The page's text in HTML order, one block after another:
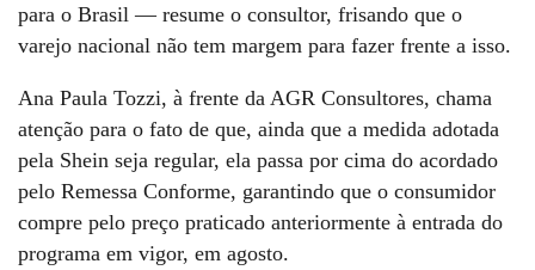
para o Brasil — resume o consultor, frisando que o
varejo nacional não tem margem para fazer frente a isso.
Ana Paula Tozzi, à frente da AGR Consultores, chama
atenção para o fato de que, ainda que a medida adotada
pela Shein seja regular, ela passa por cima do acordado
pelo Remessa Conforme, garantindo que o consumidor
compre pelo preço praticado anteriormente à entrada do
programa em vigor, em agosto.